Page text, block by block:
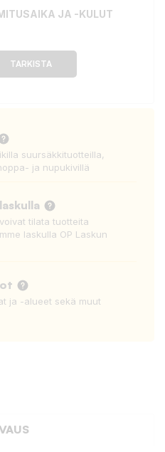
JA -KULUT
TARKISTA
suursäkkituotteilla,
ja nupukivillä
tilata tuotteita
laskulla OP Laskun
ja -alueet sekä muut